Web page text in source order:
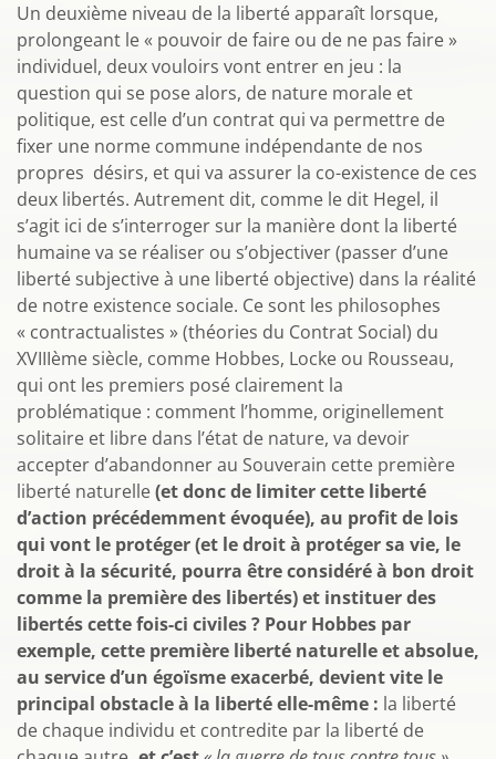
Un deuxième niveau de la liberté apparaît lorsque,
prolongeant le « pouvoir de faire ou de ne pas faire »
individuel, deux vouloirs vont entrer en jeu : la
question qui se pose alors, de nature morale et
politique, est celle d’un contrat qui va permettre de
fixer une norme commune indépendante de nos
propres désirs, et qui va assurer la co-existence de ces
deux libertés. Autrement dit, comme le dit Hegel, il
s’agit ici de s’interroger sur la manière dont la liberté
humaine va se réaliser ou s’objectiver (passer d’une
liberté subjective à une liberté objective) dans la réalité
de notre existence sociale. Ce sont les philosophes
« contractualistes » (théories du Contrat Social) du
XVIIIème siècle, comme Hobbes, Locke ou Rousseau,
qui ont les premiers posé clairement la
problématique : comment l’homme, originellement
solitaire et libre dans l’état de nature, va devoir
accepter d’abandonner au Souverain cette première
liberté naturelle(et donc de limiter cette liberté
d’action précédemment évoquée), au profit de lois
qui vont le protéger (et le droit à protéger sa vie, le
droit à la sécurité, pourra être considéré à bon droit
comme la première des libertés) et instituer des
libertés cette fois-ci civiles ? Pour Hobbes par
exemple, cette première liberté naturelle et absolue,
au service d’un égoïsme exacerbé, devient vite le
principal obstacle à la liberté elle-même : la liberté
de chaque individu et contredite par la liberté de